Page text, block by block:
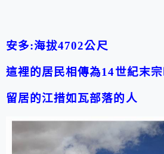
安多:海拔4702公尺
這裡的居民相傳為14世紀末
留居的江措如瓦部落的人